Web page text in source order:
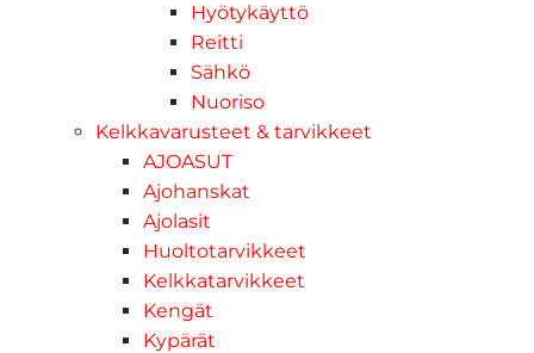
Hyötykäyttö
Reitti
Sähkö
Nuoriso
Kelkkavarusteet & tarvikkeet
AJOASUT
Ajohanskat
Ajolasit
Huoltotarvikkeet
Kelkkatarvikkeet
Kengät
Kypärät